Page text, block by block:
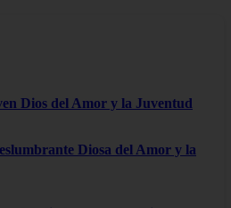
Dios del Amor y la Juventud
Diosa del Amor y la